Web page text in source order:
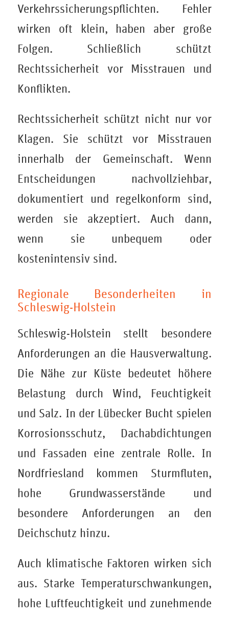
Verkehrssicherungspflichten. Fehler
wirken oft klein, haben aber große
Folgen. Schließlich schützt
Rechtssicherheit vor Misstrauen und
Konflikten.
Rechtssicherheit schützt nicht nur vor
Klagen. Sie schützt vor Misstrauen
innerhalb der Gemeinschaft. Wenn
Entscheidungen nachvollziehbar,
dokumentiert und regelkonform sind,
werden sie akzeptiert. Auch dann,
wenn sie unbequem oder
kostenintensiv sind.
Regionale Besonderheiten in
Schleswig-Holstein
Schleswig-Holstein stellt besondere
Anforderungen an die Hausverwaltung.
Die Nähe zur Küste bedeutet höhere
Belastung durch Wind, Feuchtigkeit
und Salz. In der Lübecker Bucht spielen
Korrosionsschutz, Dachabdichtungen
und Fassaden eine zentrale Rolle. In
Nordfriesland kommen Sturmfluten,
hohe Grundwasserstände und
besondere Anforderungen an den
Deichschutz hinzu.
Auch klimatische Faktoren wirken sich
aus. Starke Temperaturschwankungen,
hohe Luftfeuchtigkeit und zunehmende